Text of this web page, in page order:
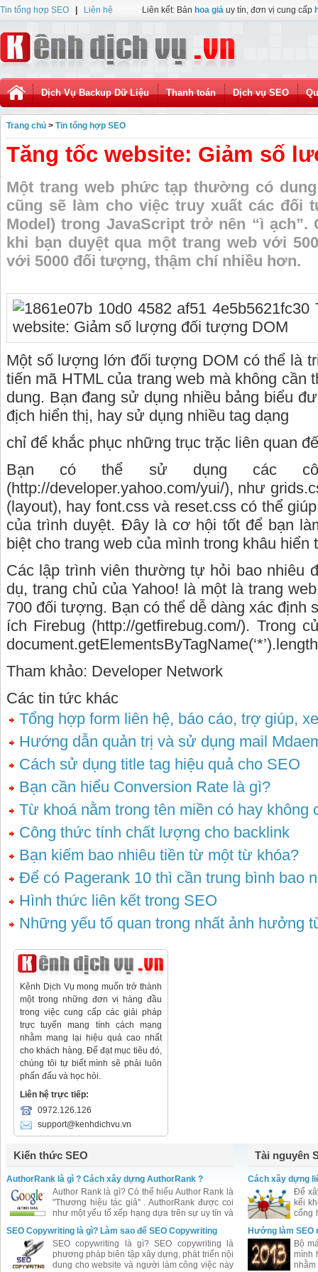
Tin tổng hợp SEO Liên hệ Liên kết: Bản hoa giả uy tín, đơn vị cung cấp
Dịch Vụ Backup Dữ Liệu Thanh toán Dịch vụ SEO
Trang chủ > Tin tổng hợp SEO
Tăng tốc website: Giảm số
Một trang web phức tạp thường có
cũng sẽ làm cho việc truy xuất các đối
Model) trong JavaScript trở nên “ì
khi bạn duyệt qua một trang web với
với 5000 đối tượng, thậm chí nhiều hơn.
Một số lượng lớn đối tượng DOM có thể là
tiến mã HTML của trang web mà không cần
dung. Bạn đang sử dụng nhiều bảng biểu
địch hiển thị, hay sử dụng nhiều tag dạng
chỉ để khắc phục những trục trặc liên quan
Bạn có thể sử dụng các
(http://developer.yahoo.com/yui/), như
(layout), hay font.css và reset.css có thể
của trình duyệt. Đây là cơ hội tốt để bạn
biệt cho trang web của mình trong khâu hiển
Các lập trình viên thường tự hỏi bao nhiêu
dụ, trang chủ của Yahoo! là một là trang
700 đối tượng. Bạn có thể dễ dàng xác
ích Firebug (http://getfirebug.com/). Trong
Tham khảo: Developer Network
Các tin tức khác
Tổng hợp form liên hệ, báo cáo, trợ giúp,
Hướng dẫn quản trị và sử dụng mail
Cách sử dụng title tag hiệu quả cho SEO
Bạn cần hiểu Conversion Rate là gì?
Từ khoá nằm trong tên miền có hay không
Công thức tính chất lượng cho backlink
Bạn kiếm bao nhiêu tiền từ một từ khóa?
Để có Pagerank 10 thì cần trung bình bao
Hình thức liên kết trong SEO
Những yếu tố quan trong nhất ảnh hưởng
Kênh Dịch Vụ mong muốn trở thành
một trong những đơn vị hàng đầu
trong việc cung cấp các giải pháp
trực tuyến mang tính cách mạng
nhằm mang lại hiệu quả cao nhất
cho khách hàng. Để đạt mục tiêu đó,
chúng tôi tự biết mình sẽ phải luôn
phấn đấu và học hỏi.
Liên hệ trực tiếp:
0972.126.126
support@kenhdichvu.vn
Kiến thức SEO
AuthorRank là gì ? Cách xây dựng AuthorRank ?
Author Rank là gì? Có thể hiểu Author Rank là
"Thương hiệu tác giả" . AuthorRank được coi
như một yếu tố xếp hạng dựa trên sự uy tín và
ảnh hưởng của tác giả bài viết đối với cộng
đồng.
SEO Copywriting là gì? Làm sao để SEO Copywriting
SEO copywriting là gì? SEO copywriting là
phương pháp biên tập xây dựng, phát triển nội
dung cho website và người làm công việc này
Tài nguyên
Cách xây dựng
Để
kếi
cống
Hướng làm SEO
Bộ
mình